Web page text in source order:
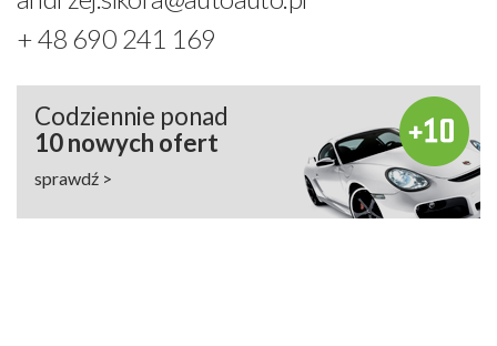
+ 48 690 241 169
Codziennie ponad
10 nowych ofert
sprawdź >